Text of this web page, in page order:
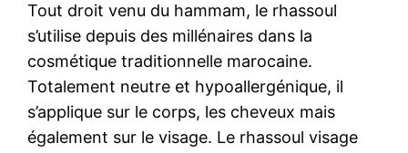
Tout droit venu du hammam, le rhassoul
s’utilise depuis des millénaires dans la
cosmétique traditionnelle marocaine.
Totalement neutre et hypoallergénique, il
s’applique sur le corps, les cheveux mais
également sur le visage. Le rhassoul visage